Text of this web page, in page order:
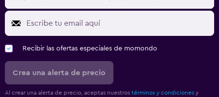
Recibir las ofertas especiales de momondo
Crea una alerta de precio
Al crear una alerta de precio, aceptas nuestros términos y condiciones y